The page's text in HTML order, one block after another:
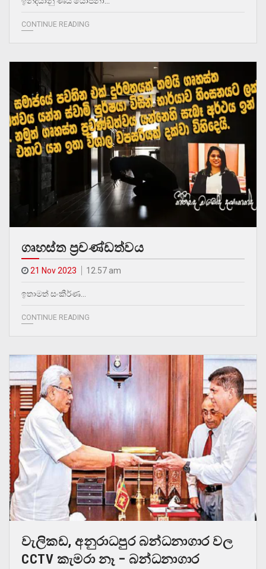
CONTINUE READING
ගෘහස්ත ප‍්‍රචණ්ඩත්වය
21 Nov 2023 12.57 am
ඉතාමත් සංකීර්ණ…
CONTINUE READING
වැලිකඩ, අනුරාධපුර බන්ධනාගාර වල
CCTV කැමරා නෑ – බන්ධනාගාර